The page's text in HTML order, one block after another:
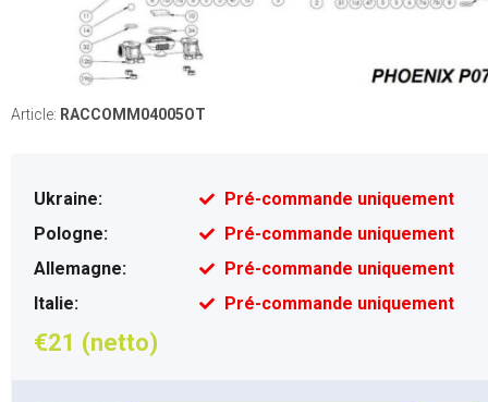
Article: RACCOMM04005OT
Ukraine:
Pré-commande uniquement
Pologne:
Pré-commande uniquement
Allemagne:
Pré-commande uniquement
Italie:
Pré-commande uniquement
€21 (netto)